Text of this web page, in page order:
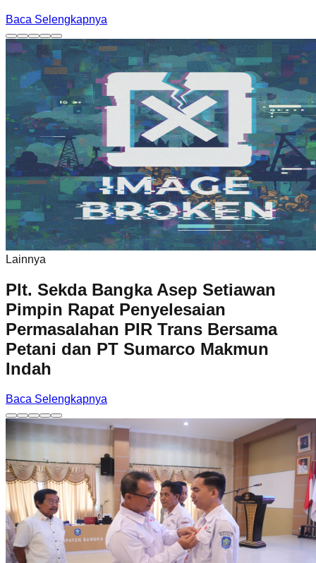
Baca Selengkapnya
Lainnya
Plt. Sekda Bangka Asep Setiawan
Pimpin Rapat Penyelesaian
Permasalahan PIR Trans Bersama
Petani dan PT Sumarco Makmun
Indah
Baca Selengkapnya